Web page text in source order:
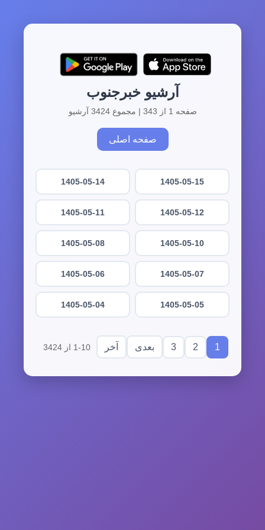
آرشیو خبرجنوب
صفحه 1 از 343 | مجموع 3424 آرشیو
صفحه اصلی
1405-05-15
1405-05-14
1405-05-12
1405-05-11
1405-05-10
1405-05-08
1405-05-07
1405-05-06
1405-05-05
1405-05-04
1
2
3 بعدی آخر 1-10 از 3424